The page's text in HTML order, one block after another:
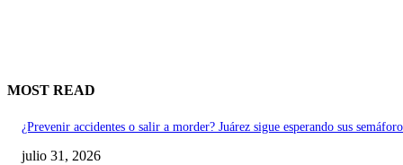
MOST READ
¿Prevenir accidentes o salir a morder? Juárez sigue esperando sus
julio 31, 2026